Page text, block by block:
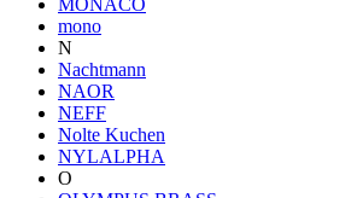
mono
N
Nachtmann
NAOR
NEFF
Nolte Kuchen
NYLALPHA
O